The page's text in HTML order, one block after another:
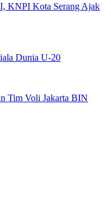
KNPI Kota Serang Ajak
Dunia U-20
Tim Voli Jakarta BIN